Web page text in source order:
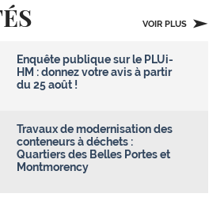
VOIR PLUS
Enquête publique sur le PLUi-
HM : donnez votre avis à partir
du 25 août !
Travaux de modernisation des
conteneurs à déchets :
Quartiers des Belles Portes et
Montmorency